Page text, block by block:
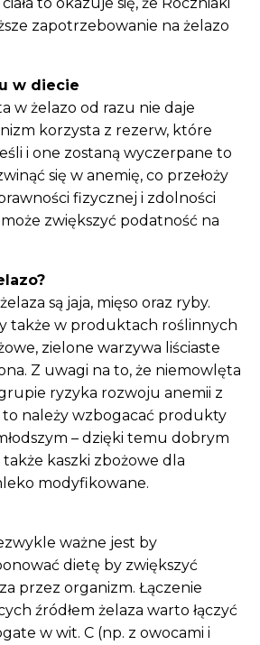
zapotrzebowanie na żelazo
w diecie
w żelazo od razu nie daje
korzysta z rezerw, które
i one zostaną wyczerpane to
się w anemię, co przełoży
fizycznej i zdolności
zwiększyć podatność na
są jaja, mięso oraz ryby.
także w produktach roślinnych
zielone warzywa liściaste
Z uwagi na to, że niemowlęta
grupie ryzyka rozwoju anemii z
należy wzbogacać produkty
– dzięki temu dobrym
także kaszki zbożowe dla
modyfikowane.
ważne jest by
dietę by zwiększyć
przez organizm. Łączenie
źródłem żelaza warto łączyć
w wit. C (np. z owocami i